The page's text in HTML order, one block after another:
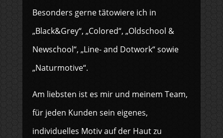
Besonders gerne tätowiere ich in
„Black&Grey“, „Colored“, „Oldschool &
Newschool“, „Line- and Dotwork“ sowie
„Naturmotive“.
Am liebsten ist es mir und meinem Team,
für jeden Kunden sein eigenes,
individuelles Motiv auf der Haut zu